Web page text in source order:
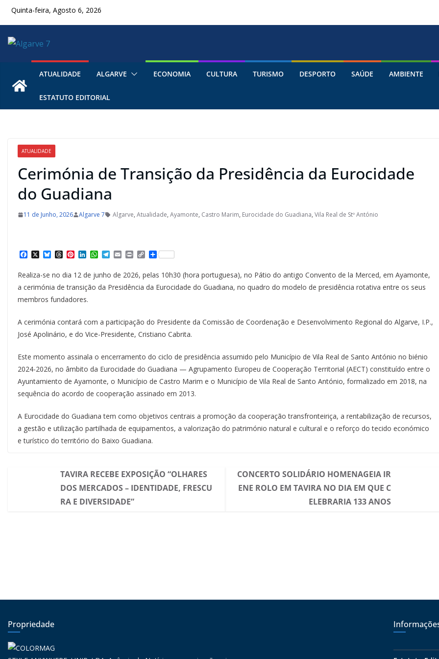
SkipQuinta-feira, Agosto 6, 2026
ATUALIDADE ALGARVE ECONOMIA CULTURA TURISMO DESPORTO SAÚDE AMBIENTE
ESTATUTO EDITORIAL
ATUALIDADE
Cerimónia de Transição da Presidência da Eurocidade
do Guadiana
11 de Junho, 2026 Algarve 7 Algarve, Atualidade, Ayamonte, Castro Marim, Eurocidade do Guadiana, Vila Real de Stº António
c
e
b
o
X B
e
s
y
T
r
e
a
s
P
n
t
e
e
L
n
k
e
d
I
W
t
s
T
e
g
E
a
l
P
i
n
t
C
y
L
S
r
e
Realiza-se no dia 12 de junho de 2026, pelas 10h30 (hora portuguesa), no Pátio do antigo Convento de la Merced, em Ayamonte,
a cerimónia de transição da Presidência da Eurocidade do Guadiana, no quadro do modelo de presidência rotativa entre os seus
membros fundadores.
A cerimónia contará com a participação do Presidente da Comissão de Coordenação e Desenvolvimento Regional do Algarve, I.P.,
José Apolinário, e do Vice-Presidente, Cristiano Cabrita.
Este momento assinala o encerramento do ciclo de presidência assumido pelo Município de Vila Real de Santo António no biénio
2024-2026, no âmbito da Eurocidade do Guadiana — Agrupamento Europeu de Cooperação Territorial (AECT) constituído entre o
Ayuntamiento de Ayamonte, o Município de Castro Marim e o Município de Vila Real de Santo António, formalizado em 2018, na
sequência do acordo de cooperação assinado em 2013.
A Eurocidade do Guadiana tem como objetivos centrais a promoção da cooperação transfronteiriça, a rentabilização de recursos,
a gestão e utilização partilhada de equipamentos, a valorização do património natural e cultural e o reforço do tecido económico
e turístico do território do Baixo Guadiana.
TAVIRA RECEBE EXPOSIÇÃO “OLHARES
DOS MERCADOS – IDENTIDADE, FRESCU
RA E DIVERSIDADE”
CONCERTO SOLIDÁRIO HOMENAGEIA IR
ENE ROLO EM TAVIRA NO DIA EM QUE C
ELEBRARIA 133 ANOS
Propriedade